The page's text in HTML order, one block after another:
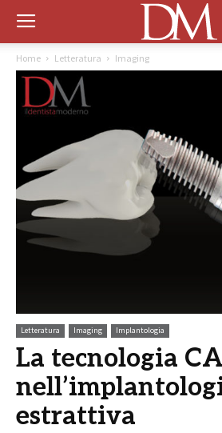
Home Letteratura Imaging
Letteratura Imaging Implantologia
La tecnologia
estrattiva